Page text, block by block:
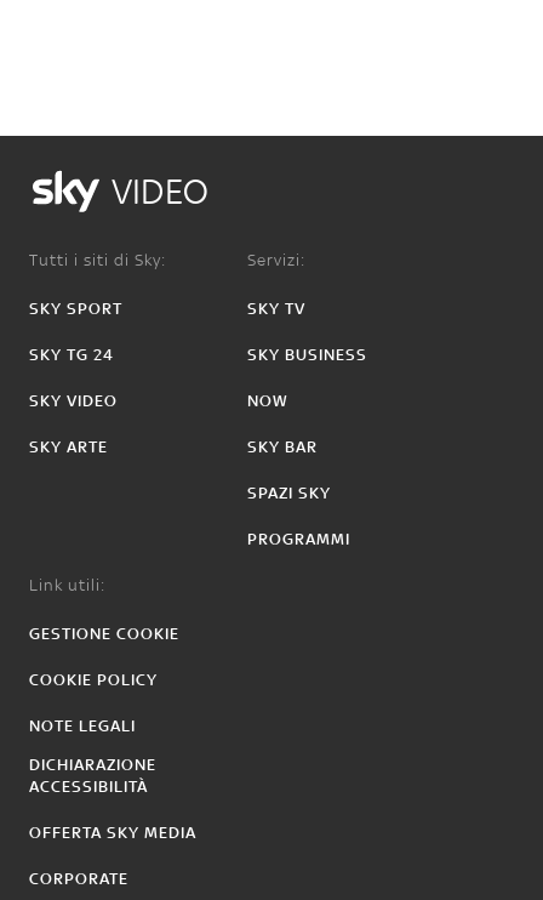
VIDEO
Tutti i siti di Sky:
SKY SPORT
SKY TG 24
SKY VIDEO
SKY ARTE
Servizi:
SKY TV
SKY BUSINESS
NOW
SKY BAR
SPAZI SKY
PROGRAMMI
Link utili:
GESTIONE COOKIE
COOKIE POLICY
NOTE LEGALI
DICHIARAZIONE
ACCESSIBILITÀ
OFFERTA SKY MEDIA
CORPORATE